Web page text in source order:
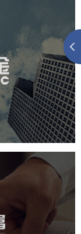
业务系统